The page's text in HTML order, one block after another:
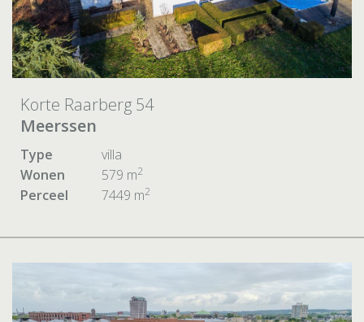
Korte Raarberg 54
Meerssen
Type
villa
Wonen
579 m2
Perceel 7449 m2